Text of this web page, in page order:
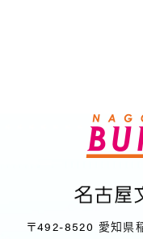
〒492-8520 愛知県